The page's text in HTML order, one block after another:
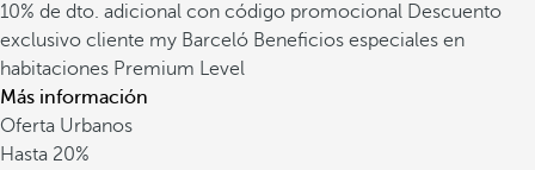
10% de dto. adicional con código promocional Descuento
exclusivo cliente my Barceló Beneficios especiales en
habitaciones Premium Level
Más información
Oferta Urbanos
Hasta 20%